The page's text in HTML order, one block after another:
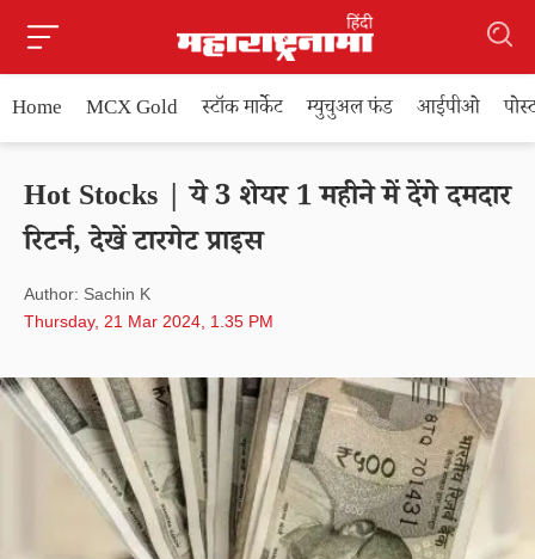
Home MCX Gold स्टॉक मार्केट म्युचुअल फंड आईपीओ
Hot Stocks | ये 3 शेयर 1 महीने में देंगे दमदार
रिटर्न, देखें टारगेट प्राइस
Author: Sachin K
Thursday, 21 Mar 2024, 1.35 PM